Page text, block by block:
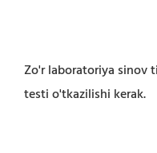
Zo'r laboratoriya sinov
testi o'tkazilishi kerak.